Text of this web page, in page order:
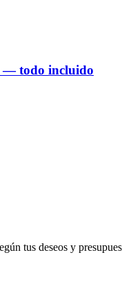
— todo incluido
tus deseos y